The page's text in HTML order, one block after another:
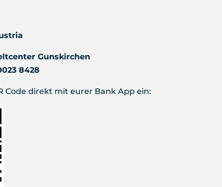
Gunskirchen
8428
Code direkt mit eurer Bank App ein: